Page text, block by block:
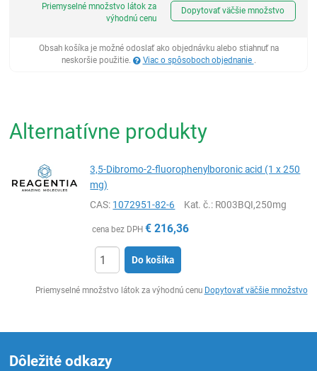
Priemyselné množstvo látok za
výhodnú cenu
Dopytovať väčšie množstvo
Obsah košíka je možné odoslať ako objednávku alebo stiahnuť na
neskoršie použitie.
Viac o spôsoboch objednanie .
Alternatívne produkty
3,5-Dibromo-2-fluorophenylboronic acid (1 x 250
mg)
CAS: 1072951-82-6 Kat. č.: R003BQI,250mg
cena bez DPH € 216,36
Do košíka
Priemyselné množstvo látok za výhodnú cenu Dopytovať väčšie množstvo
Dôležité odkazy